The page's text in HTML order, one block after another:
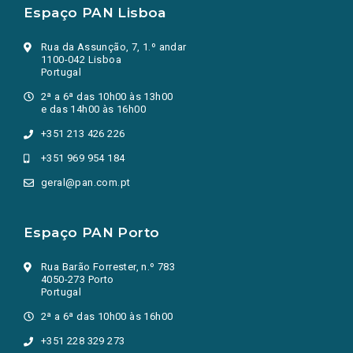
Espaço PAN Lisboa
Rua da Assunção, 7, 1.º andar
1100-042 Lisboa
Portugal
2ª a 6ª das 10h00 às 13h00
e das 14h00 às 16h00
+351 213 426 226
+351 969 954 184
geral@pan.com.pt
Espaço PAN Porto
Rua Barão Forrester, n.º 783
4050-273 Porto
Portugal
2ª a 6ª das 10h00 às 16h00
+351 228 329 273